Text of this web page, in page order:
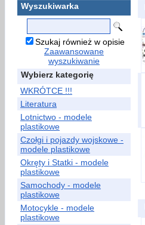
Wyszukiwarka
Szukaj również w opisie
Zaawansowane
wyszukiwanie
Wybierz kategorię
WKRÓTCE !!!
Literatura
Lotnictwo - modele
plastikowe
Czołgi i pojazdy wojskowe -
modele plastikowe
Okręty i Statki - modele
plastikowe
Samochody - modele
plastikowe
Motocykle - modele
plastikowe